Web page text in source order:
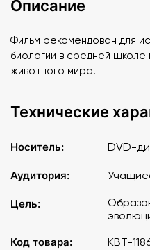
Описание
Фильм рекомендован для
биологии в средней школе
животного мира.
Технические
Носитель: DVD-
Аудитория:
Цель:
Код товара:
КВТ-